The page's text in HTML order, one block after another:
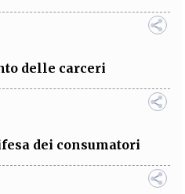
delle carceri
dei consumatori